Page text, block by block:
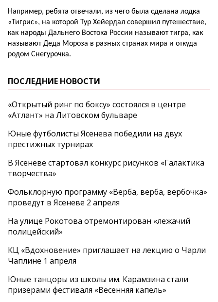
Например, ребята отвечали, из чего была сделана лодка
«Тигрис», на которой Тур Хейердал совершил путешествие,
как народы Дальнего Востока России называют тигра, как
называют Деда Мороза в разных странах мира и откуда
родом Снегурочка.
ПОСЛЕДНИЕ НОВОСТИ
«Открытый ринг по боксу» состоялся в центре
«Атлант» на Литовском бульваре
Юные футболисты Ясенева победили на двух
престижных турнирах
В Ясеневе стартовал конкурс рисунков «Галактика
творчества»
Фольклорную программу «Верба, верба, вербочка»
проведут в Ясеневе 2 апреля
На улице Рокотова отремонтирован «лежачий
полицейский»
КЦ «Вдохновение» приглашает на лекцию о Чарли
Чаплине 1 апреля
Юные танцоры из школы им. Карамзина стали
призерами фестиваля «Весенняя капель»